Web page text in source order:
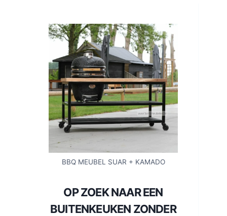
BBQ MEUBEL SUAR + KAMADO
OP ZOEK NAAR EEN
BUITENKEUKEN ZONDER